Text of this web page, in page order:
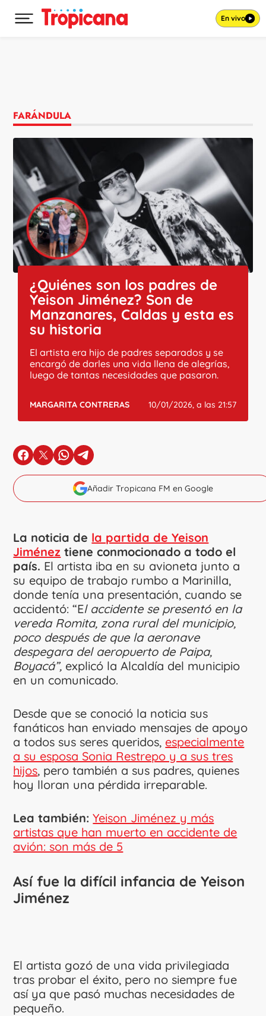
Desplegar menú principal En vivo
FARÁNDULA
¿Quiénes son los padres de
Yeison Jiménez? Son de
Manzanares, Caldas y esta es
su historia
El artista era hijo de padres separados y se
encargó de darles una vida llena de alegrías,
luego de tantas necesidades que pasaron.
MARGARITA CONTRERAS 10/01/2026, a las 21:57
en Facebook
en Xen Whatsapp
en Telegram
Añadir Tropicana FM en Google
La noticia de la partida de Yeison
Jiménez tiene conmocionado a todo el
país. El artista iba en su avioneta junto a
su equipo de trabajo rumbo a Marinilla,
donde tenía una presentación, cuando se
accidentó: “El accidente se presentó en la
vereda Romita, zona rural del municipio,
poco después de que la aeronave
despegara del aeropuerto de Paipa,
Boyacá”, explicó la Alcaldía del municipio
en un comunicado.
Desde que se conoció la noticia sus
fanáticos han enviado mensajes de apoyo
a todos sus seres queridos, especialmente
a su esposa Sonia Restrepo y a sus tres
hijos, pero también a sus padres, quienes
hoy lloran una pérdida irreparable.
Lea también: Yeison Jiménez y más
artistas que han muerto en accidente de
avión: son más de 5
Así fue la difícil infancia de Yeison
Jiménez
El artista gozó de una vida privilegiada
tras probar el éxito, pero no siempre fue
así ya que pasó muchas necesidades de
pequeño.